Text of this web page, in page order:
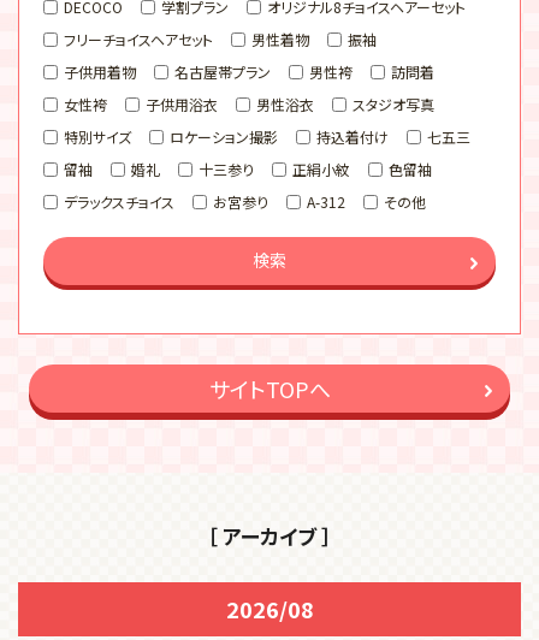
DECOCO
学割プラン
オリジナル8チョイスヘアーセット
フリーチョイスヘアセット
男性着物
振袖
子供用着物
名古屋帯プラン 男性袴
訪問着
女性袴
子供用浴衣 男性浴衣
スタジオ写真
特別サイズ
ロケーション撮影 持込着付け
七五三
留袖
婚礼 十三参り 正絹小紋
色留袖
デラックスチョイス
お宮参り A-312 その他
検索
サイトTOPへ
［ アーカイブ ］
2026/08